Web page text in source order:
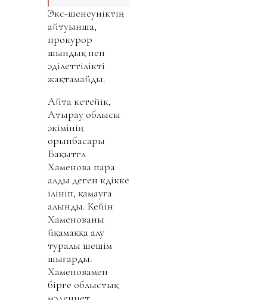
Экс-шенеуніктің
айтуынша,
прокурор
шындық пен
әділеттілікті
жақтамайды.
Айта кетейік,
Атырау облысы
әкімінің
орынбасары
Бақытгүл
Хаменова пара
алды деген күдікке
ілініп, қамауға
алынды. Кейін
Хаменованы
үйқамаққа алу
туралы шешім
шығарды.
Хаменовамен
бірге облыстық
мәдениет